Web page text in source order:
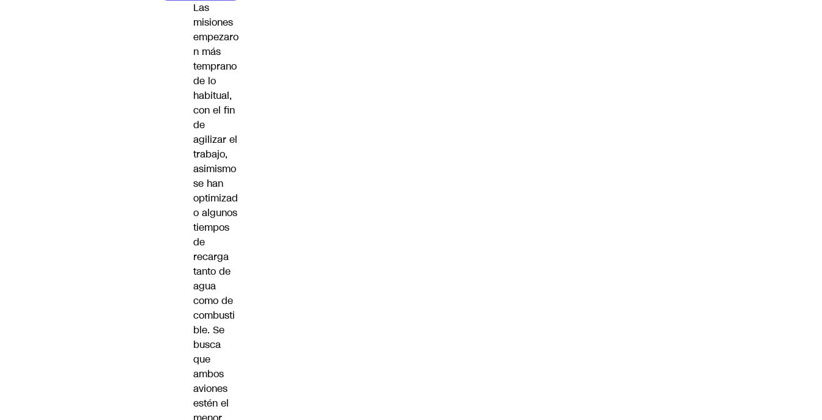
Las
misiones
empezaro
n más
temprano
de lo
habitual,
con el fin
de
agilizar el
trabajo,
asimismo
se han
optimizad
o algunos
tiempos
de
recarga
tanto de
agua
como de
combusti
ble. Se
busca
que
ambos
aviones
estén el